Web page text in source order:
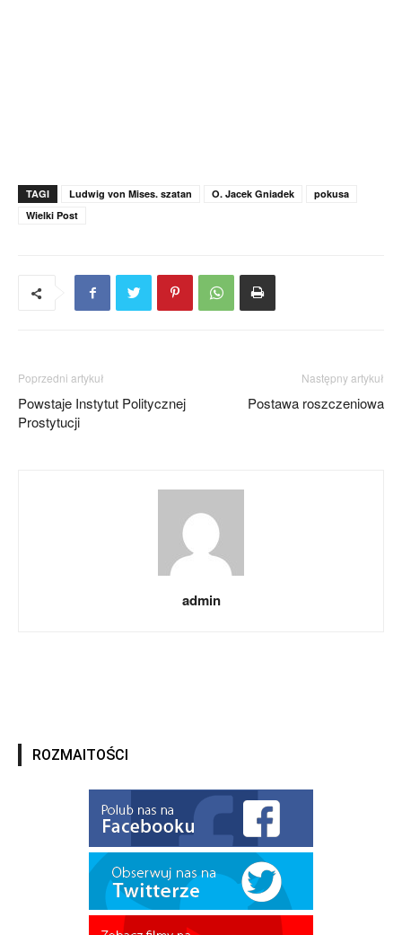
TAGI Ludwig von Mises. szatan O. Jacek Gniadek
pokusa
Wielki Post
Poprzedni artykuł
Powstaje Instytut Politycznej
Prostytucji
Następny artykuł
Postawa roszczeniowa
admin
ROZMAITOŚCI